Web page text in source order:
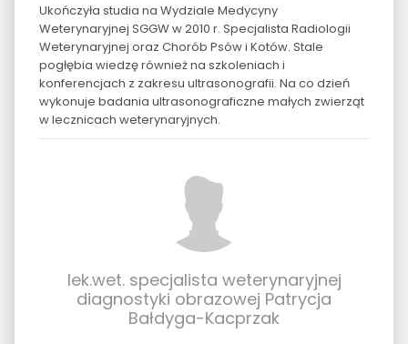
Ukończyła studia na Wydziale Medycyny
Weterynaryjnej SGGW w 2010 r. Specjalista Radiologii
Weterynaryjnej oraz Chorób Psów i Kotów. Stale
pogłębia wiedzę również na szkoleniach i
konferencjach z zakresu ultrasonografii. Na co dzień
wykonuje badania ultrasonograficzne małych zwierząt
w lecznicach weterynaryjnych.
lek.wet. specjalista weterynaryjnej
diagnostyki obrazowej Patrycja
Bałdyga-Kacprzak